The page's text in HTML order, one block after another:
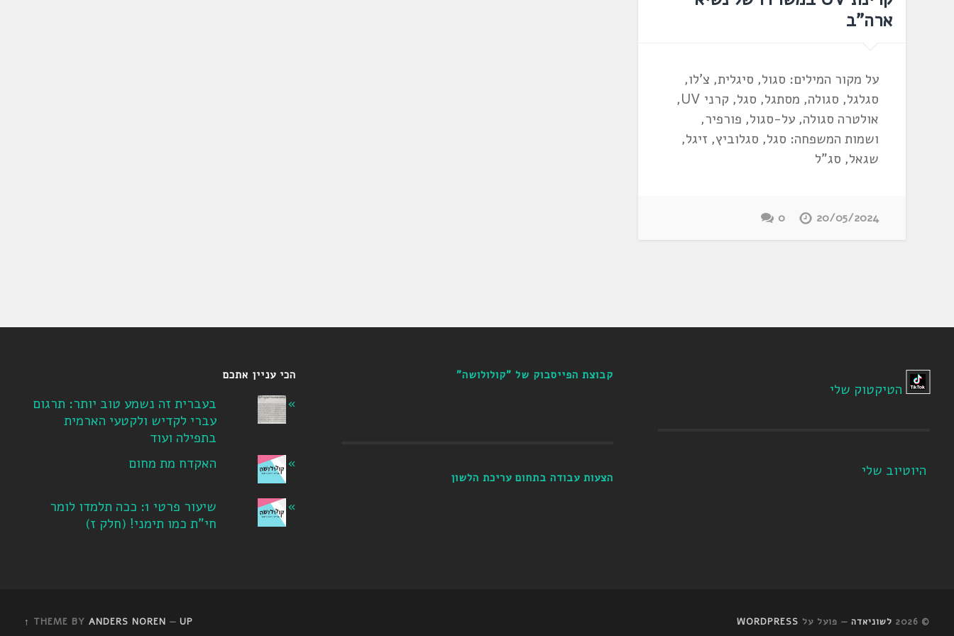
ארה"ב
על מקור המילים: סגול, סיגלית, צ'לו,
סגלגל, סגולה, מסתגל, סגל, קרני UV,
אולטרה סגולה, על-סגול, פורפיר,
ושמות המשפחה: סגל, סגלוביץ, זיגל,
שגאל, סג"ל
20/05/2024
0
הטיקטוק שלי
היוטיוב שלי
קבוצת הפייסבוק של "קולולושה"
הצעות עבודה בתחום עריכת הלשון
הכי עניין אתכם
בעברית זה נשמע טוב יותר: תרגום
עברי לקדיש ולקטעי הארמית
בתפילה ועוד
האקדח מת מחום
שיעור פרטי 1: ככה תלמדו לומר
חי"ת כמו תימני! ‏(חלק ז‏)
© 2026 לשוניאדה — פועל על WORDPRESS
THEME BY ANDERS NOREN — UP ↑